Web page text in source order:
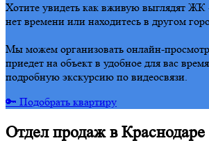
Хотите увидеть как вживую выглядят
нет времени или находитесь в другом
Мы можем организовать онлайн-
приедет на объект в удобное для вас
подробную экскурсию по видеосвязи.
🔑 Подобрать квартиру
Отдел продаж в Краснодаре